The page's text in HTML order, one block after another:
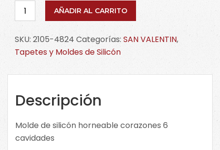
Molde
de
horneable
corazones
2105-
4824
cantidad
AÑADIR AL CARRITO
SKU: 2105-4824 Categorías: SAN VALENTIN,
Tapetes y Moldes de Silicón
Descripción
Molde de silicón horneable corazones 6
cavidades